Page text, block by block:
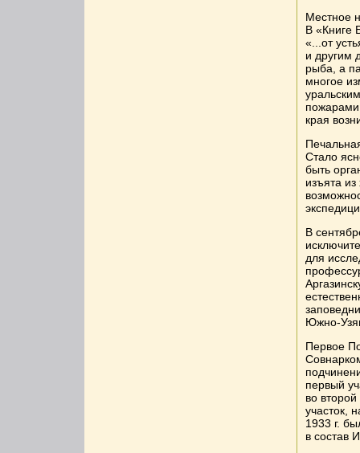
Местное
В «Книге
«...от
и другим
рыба, а
многое
края
Стало
быть
изъята
В
для
Южно-
Первое
первый
во
участок,
1933 г.
в состав